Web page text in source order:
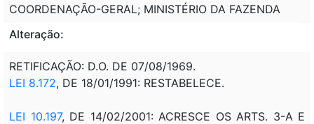
COORDENAÇÃO-GERAL; MINISTÉRIO DA FAZENDA
Alteração:
RETIFICAÇÃO: D.O. DE 07/08/1969.
LEI 8.172, DE 18/01/1991: RESTABELECE.
LEI 10.197, DE 14/02/2001: ACRESCE OS ARTS. 3-A E